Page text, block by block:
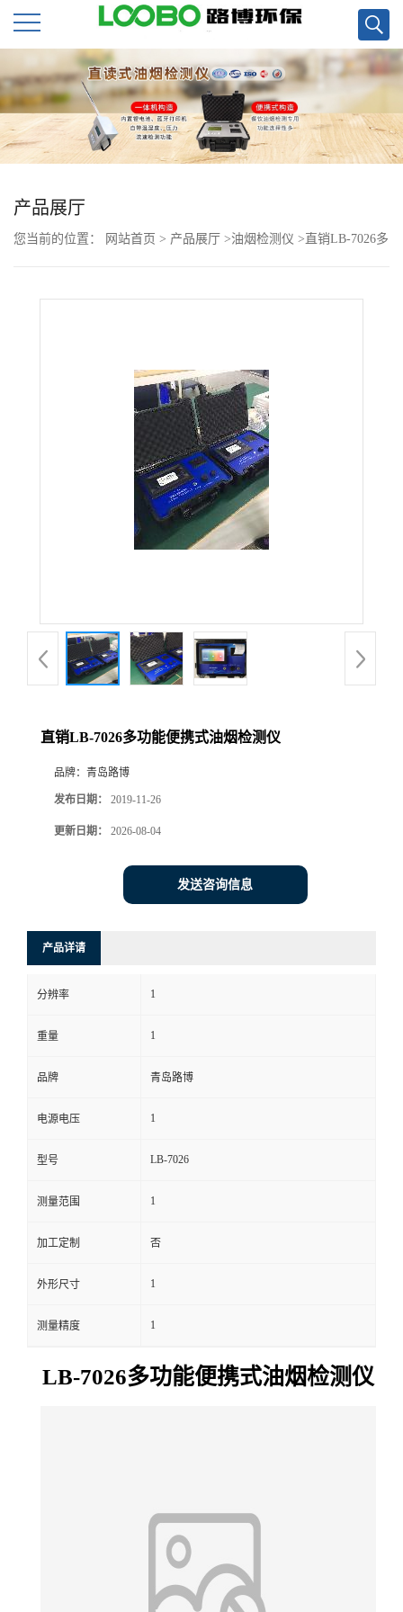
公
司
首
页
公
品
厅
在
线
留
言
产品展厅
您当前的位置： 网站首页 > 产品展厅 >油烟检测仪 > 直销LB-7026多
直销LB-7026多功能便携式油烟检测仪
品牌： 青岛路博
发布日期： 2019-11-26
更新日期： 2026-08-04
发送咨询信息
产品详请
分辨率 1
重量 1
品牌 青岛路博
电源电压 1
型号 LB-7026
测量范围 1
加工定制 否
外形尺寸 1
测量精度 1
LB-7026多功能便携式油烟检测仪